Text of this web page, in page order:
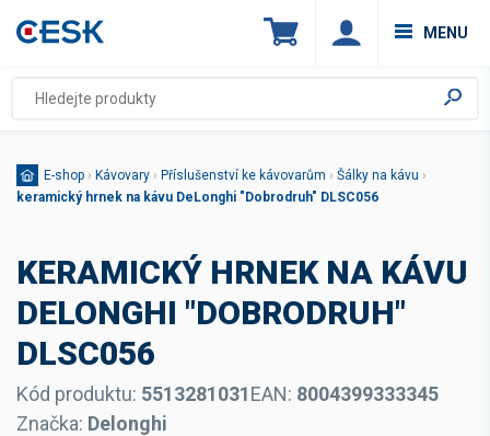
MENU
E-shop › Kávovary › Příslušenství ke kávovarům › Šálky na kávu ›
keramický hrnek na kávu DeLonghi "Dobrodruh" DLSC056
KERAMICKÝ HRNEK NA KÁVU
DELONGHI "DOBRODRUH"
DLSC056
Kód produktu: 5513281031EAN: 8004399333345
Značka: Delonghi